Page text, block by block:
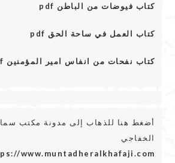
كتاب فيوضات من الباطن pdf
كتاب العمل في ساحة الحق pdf
كتاب نفحات من انفاس امير المؤمنين pdf
أضغط هنا للذهاب إلى مدونة مكتب
الخفاجي
www.muntadheralkhafaji.com/